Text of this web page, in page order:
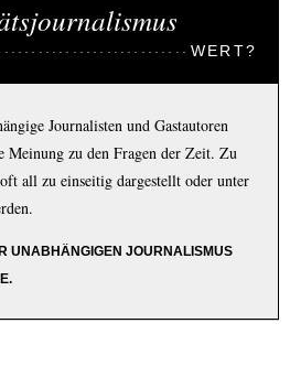
WERT?
Journalisten und Gastautoren
zu den Fragen der Zeit. Zu
all zu einseitig dargestellt oder unter
UNABHÄNGIGEN JOURNALISMUS